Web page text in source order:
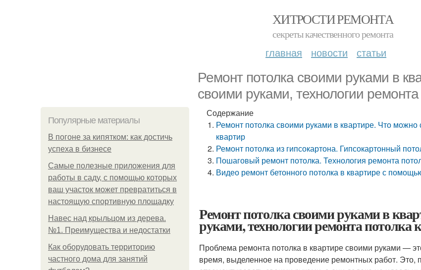
ХИТРОСТИ РЕМОНТА
секреты качественного ремонта
главная новости статьи
Ремонт потолка своими руками в
своими руками, технологии ремонта
Популярные материалы
В погоне за кипятком: как достичь
успеха в бизнесе
Самые полезные приложения для
работы в саду, с помощью которых
ваш участок может превратиться в
настоящую спортивную площадку
Навес над крыльцом из дерева.
№1. Преимущества и недостатки
Как оборудовать территорию
частного дома для занятий
Содержание
Ремонт потолка своими руками в квартире. Что
квартир
Ремонт потолка из гипсокартона. Гипсокартонный
Пошаговый ремонт потолка. Технология ремонта
Видео ремонт бетонного потолка в квартире с
Ремонт потолка своими руками в
руками, технологии ремонта потолка
Проблема ремонта потолка в квартире своими руками —
время, выделенное на проведение ремонтных работ. Это,